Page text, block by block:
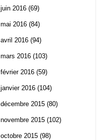
juin 2016 (69)
mai 2016 (84)
avril 2016 (94)
mars 2016 (103)
février 2016 (59)
janvier 2016 (104)
décembre 2015 (80)
novembre 2015 (102)
octobre 2015 (98)